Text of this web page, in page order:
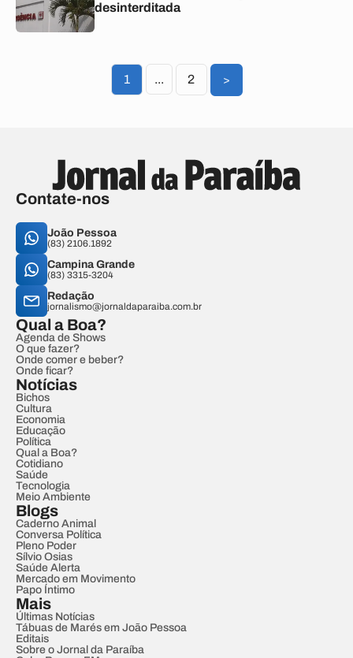
desinterditada
1 ... 2 >
Contate-nos
João Pessoa
(83) 2106.1892
Campina Grande
(83) 3315-3204
Redação
jornalismo@jornaldaparaiba.com.br
Qual a Boa?
Agenda de Shows
O que fazer?
Onde comer e beber?
Onde ficar?
Notícias
Bichos
Cultura
Economia
Educação
Política
Qual a Boa?
Cotidiano
Saúde
Tecnologia
Meio Ambiente
Blogs
Caderno Animal
Conversa Política
Pleno Poder
Sílvio Osias
Saúde Alerta
Mercado em Movimento
Papo Íntimo
Mais
Últimas Notícias
Tábuas de Marés em João Pessoa
Editais
Sobre o Jornal da Paraíba